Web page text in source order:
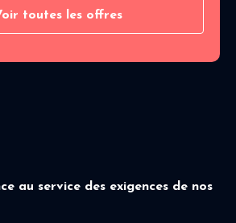
toutes les offres
au service des exigences de nos